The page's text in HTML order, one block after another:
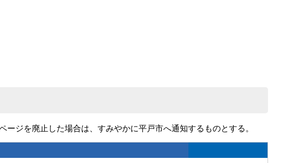
ージを廃止した場合は、すみやかに平戸市へ通知するものとする。